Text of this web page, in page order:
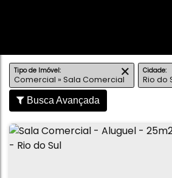
Tipo de Imóvel:
Comercial » Sala Comercial
Busca Avançada